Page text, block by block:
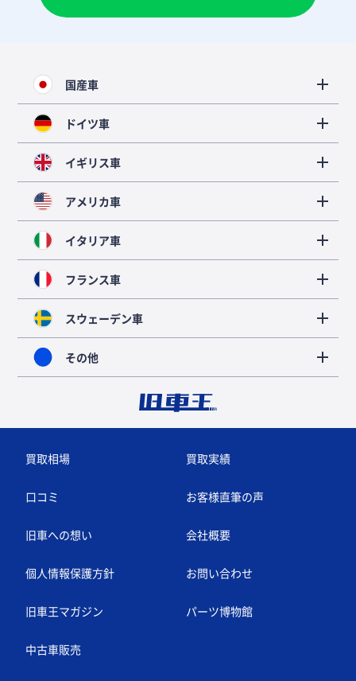
国産車
ドイツ車
イギリス車
アメリカ車
イタリア車
フランス車
スウェーデン車
その他
買取相場 買取実績
口コミ お客様直筆の声
旧車への想い 会社概要
個人情報保護方針 お問い合わせ
旧車王マガジン パーツ博物館
中古車販売